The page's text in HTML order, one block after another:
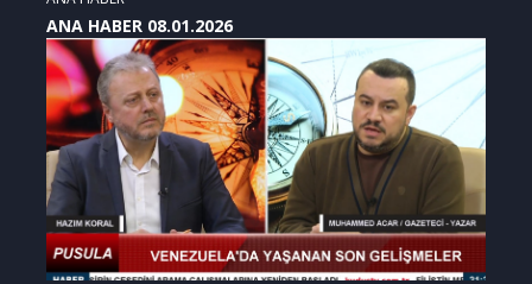
ANA HABER 08.01.2026